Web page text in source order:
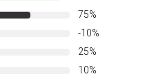
75%
-10%
25%
10%